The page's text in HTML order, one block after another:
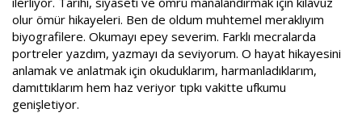
olur ömür hikayeleri. Ben de oldum muhtemel meraklıyım
biyografilere. Okumayı epey severim. Farklı mecralarda
portreler yazdım, yazmayı da seviyorum. O hayat hikayesini
anlamak ve anlatmak için okuduklarım, harmanladıklarım,
damıttıklarım hem haz veriyor tıpkı vakitte ufkumu
genişletiyor.